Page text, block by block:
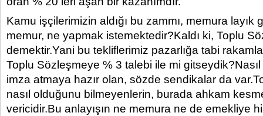
Kamu işçilerimizin aldığı bu zammı, memura layık
memur, ne yapmak istemektedir?Kaldı ki, Toplu
demektir.Yani bu tekliflerimiz pazarlığa tabi
Toplu Sözleşmeye % 3 talebi ile mi gitseydik?Nasıl
imza atmaya hazır olan, sözde sendikalar da
nasıl olduğunu bilmeyenlerin, burada ahkam
vericidir.Bu anlayışın ne memura ne de emekliye